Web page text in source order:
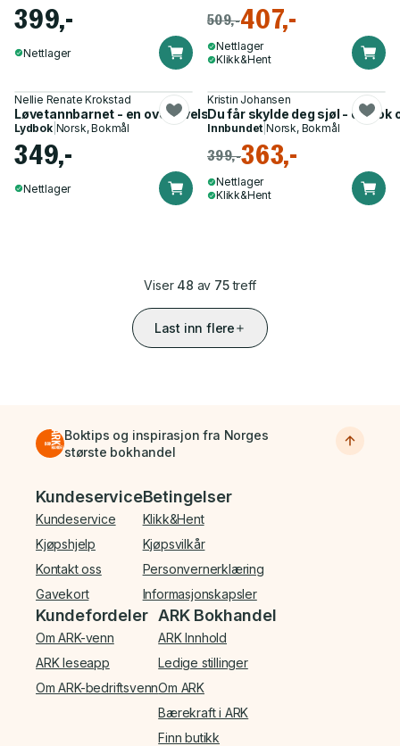
399,-
Nettlager
509,-407,-
Nettlager
Klikk&Hent
Nellie Renate Krokstad
Løvetannbarnet - en overlevelseshistorie
Lydbok| Norsk, Bokmål
349,-
Nettlager
Kristin Johansen
Du får skylde deg sjøl - en bok
Innbundet |Norsk, Bokmål
399,-363,-
Nettlager
Klikk&Hent
Viser 48 av 75treff
Last inn flere
Boktips og inspirasjon fra Norges
største bokhandel
Bunnmeny
Kundeservice
Kundeservice
Kjøpshjelp
Kontakt oss
Gavekort
Betingelser
Klikk&Hent
Kjøpsvilkår
Personvernerklæring
Informasjonskapsler
Kundefordeler
Om ARK-venn
ARK leseapp
Om ARK-bedriftsvenn
ARK Bokhandel
ARK Innhold
Ledige stillinger
Om ARK
Bærekraft i ARK
Finn butikk